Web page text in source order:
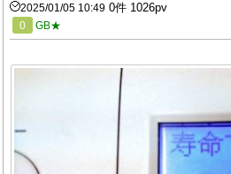
2025/01/05 10:49 0件 1026pv
0 GB★